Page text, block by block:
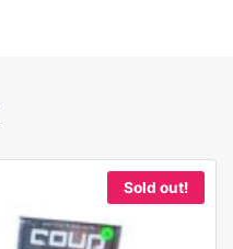
Sold out!